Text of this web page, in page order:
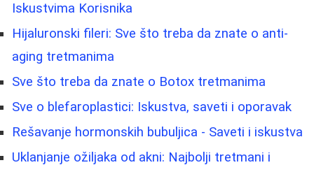
Iskustvima Korisnika
Hijaluronski fileri: Sve što treba da znate o anti-
aging tretmanima
Sve što treba da znate o Botox tretmanima
Sve o blefaroplastici: Iskustva, saveti i oporavak
Rešavanje hormonskih bubuljica - Saveti i iskustva
Uklanjanje ožiljaka od akni: Najbolji tretmani i